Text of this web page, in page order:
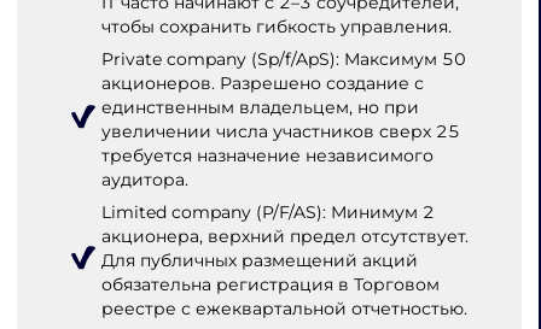
чтобы сохранить гибкость управления.
Private company (Sp/f/ApS): Максимум 50
акционеров. Разрешено создание с
единственным владельцем, но при
увеличении числа участников сверх 25
требуется назначение независимого
аудитора.
Limited company (P/F/AS): Минимум 2
акционера, верхний предел отсутствует.
Для публичных размещений акций
обязательна регистрация в Торговом
реестре с ежеквартальной отчетностью.